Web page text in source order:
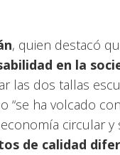
, quien destacó
en la
las dos tallas
“se ha volcado
circular y
de calidad